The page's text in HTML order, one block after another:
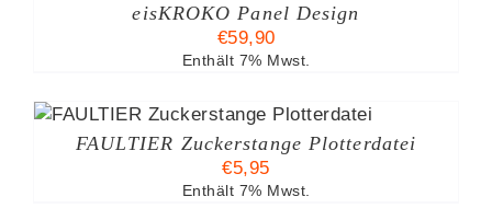
eisKROKO Panel Design
€59,90
Enthält 7% Mwst.
FAULTIER Zuckerstange Plotterdatei
€5,95
Enthält 7% Mwst.